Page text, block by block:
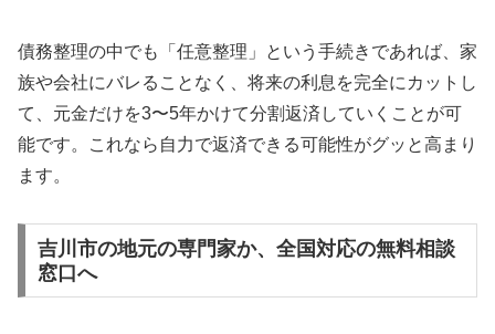
債務整理の中でも「任意整理」という手続きであれば、家
族や会社にバレることなく、将来の利息を完全にカットし
て、元金だけを3〜5年かけて分割返済していくことが可
能です。これなら自力で返済できる可能性がグッと高まり
ます。
吉川市の地元の専門家か、全国対応の無料相談
窓口へ